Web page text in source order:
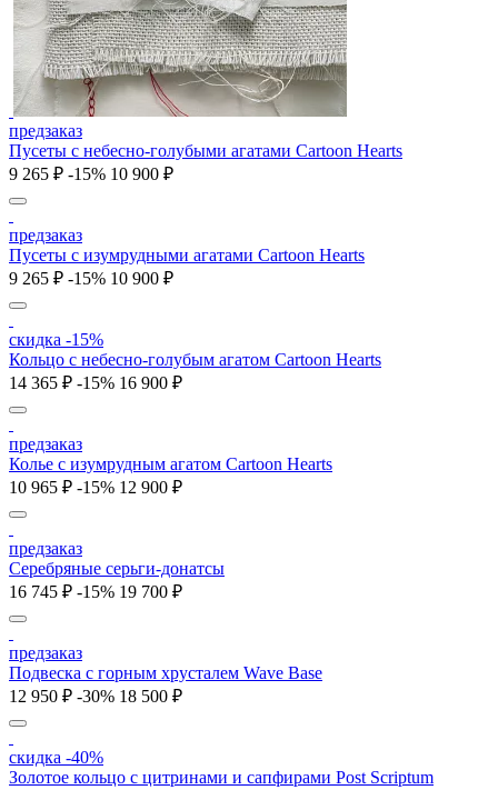
предзаказ
Пусеты c небесно-голубыми агатами Cartoon Hearts
9 265 ₽ -15% 10 900 ₽
предзаказ
Пусеты c изумрудными агатами Cartoon Hearts
9 265 ₽ -15% 10 900 ₽
скидка -15%
Кольцо c небесно-голубым агатом Cartoon Hearts
14 365 ₽ -15% 16 900 ₽
предзаказ
Колье c изумрудным агатом Cartoon Hearts
10 965 ₽ -15% 12 900 ₽
предзаказ
Серебряные серьги-донатсы
16 745 ₽ -15% 19 700 ₽
предзаказ
Подвеска с горным хрусталем Wave Base
12 950 ₽ -30% 18 500 ₽
скидка -40%
Золотое кольцо с цитринами и сапфирами Post Scriptum